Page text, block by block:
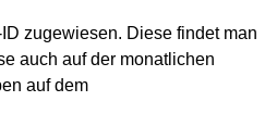
zugewiesen. Diese findet man
auch auf der monatlichen
auf dem